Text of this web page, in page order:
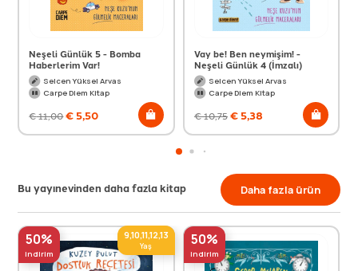
Neşeli Günlük 5 - Bomba
Haberlerim Var!
Selcen Yüksel Arvas
Carpe Diem Kitap
€11,00€ 5,50
Vay be! Ben neymişim! -
Neşeli Günlük 4 (İmzalı)
Selcen Yüksel Arvas
Carpe Diem Kitap
€10,75€5,38
Bu yayınevinden daha fazla kitap Daha fazla ürün
50%
indirim
9,10,11,12,13
Yaş 50%
indirim